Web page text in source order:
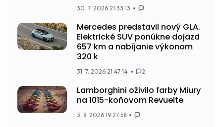
30. 7. 2026 21:33:13
Mercedes predstavil nový GLA.
Elektrické SUV ponúkne dojazd
657 km a nabíjanie výkonom
320 k
31. 7. 2026 21:47:14 2
Lamborghini oživilo farby Miury
na 1015-koňovom Revuelte
3. 8. 2026 19:27:58